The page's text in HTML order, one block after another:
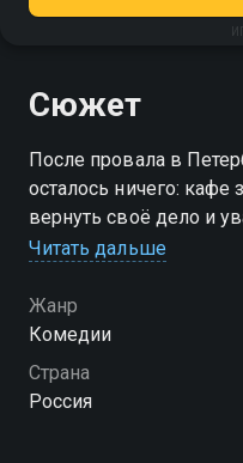
Сюжет
После провала в
осталось ничего: кафе
вернуть своё дело и
подаёт заявку на шоу
поддержку близких,
со своим. Теперь у
сдаться. «ИП
хорошем качестве.
Читать дальше
Жанр
Комедии
Страна
Россия